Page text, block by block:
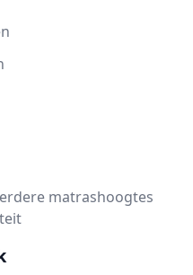
matrashoogtes